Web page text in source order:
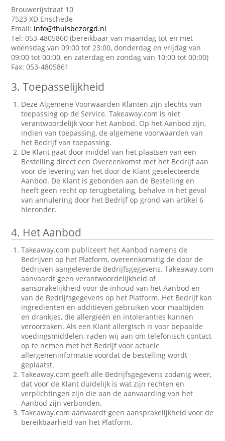
Brouwerijstraat 10
7523 XD Enschede
Email: info@thuisbezorgd.nl
Tel: 053-4805860 (bereikbaar van maandag tot en met
woensdag van 09:00 tot 23:00, donderdag en vrijdag van
09:00 tot 00:00, en zaterdag en zondag van 10:00 tot 00:00)
Fax: 053-4805861
3. Toepasselijkheid
Deze Algemene Voorwaarden Klanten zijn slechts van
toepassing op de Service. Takeaway.com is niet
verantwoordelijk voor het Aanbod. Op het Aanbod zijn,
indien van toepassing, de algemene voorwaarden van
het Bedrijf van toepassing.
De Klant gaat door middel van het plaatsen van een
Bestelling direct een Overeenkomst met het Bedrijf aan
voor de levering van het door de Klant geselecteerde
Aanbod. De Klant is gebonden aan de Bestelling en
heeft geen recht op terugbetaling, behalve in het geval
van annulering door het Bedrijf op grond van artikel 6
hieronder.
4. Het Aanbod
Takeaway.com publiceert het Aanbod namens de
Bedrijven op het Platform, overeenkomstig de door de
Bedrijven aangeleverde Bedrijfsgegevens. Takeaway.com
aanvaardt geen verantwoordelijkheid of
aansprakelijkheid voor de inhoud van het Aanbod en
van de Bedrijfsgegevens op het Platform. Het Bedrijf kan
ingrediënten en additieven gebruiken voor maaltijden
en drankjes, die allergieën en intoleranties kunnen
veroorzaken. Als een Klant allergisch is voor bepaalde
voedingsmiddelen, raden wij aan om telefonisch contact
op te nemen met het Bedrijf voor actuele
allergeneninformatie voordat de bestelling wordt
geplaatst.
Takeaway.com geeft alle Bedrijfsgegevens zodanig weer,
dat voor de Klant duidelijk is wat zijn rechten en
verplichtingen zijn die aan de aanvaarding van het
Aanbod zijn verbonden.
Takeaway.com aanvaardt geen aansprakelijkheid voor de
bereikbaarheid van het Platform.